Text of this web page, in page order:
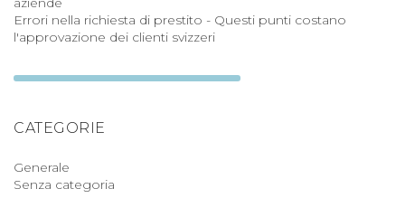
Errori nella richiesta di prestito - Questi punti costano
l'approvazione dei clienti svizzeri
CATEGORIE
Generale
Senza categoria